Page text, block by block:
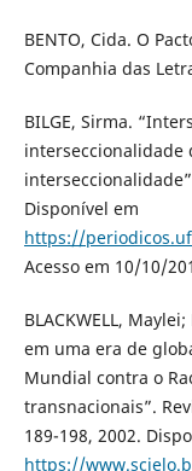
BENTO, Cida. O
Companhia das
BILGE, Sirma.
interseccionalidade
Disponível em
https://
Acesso em 10/10/
BLACKWELL,
em uma era de
Mundial contra o
transnacionais”.
189-198, 2002.
https://